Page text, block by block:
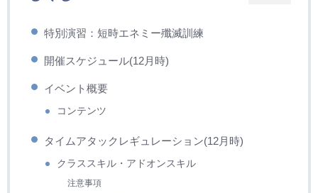
特別演習：短時エネミー殲滅訓練
開催スケジュール(12月時)
イベント概要
コンテンツ
タイムアタックレギュレーション(12月時)
クラススキル・アドオンスキル
注意事項